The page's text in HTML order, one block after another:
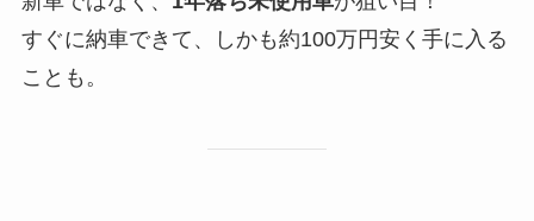
すぐに納車できて、しかも約100万円安く手に入る
ことも。